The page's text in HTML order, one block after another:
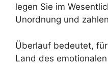
legen Sie im
Unordnung und
Überlauf bedeutet,
Land des